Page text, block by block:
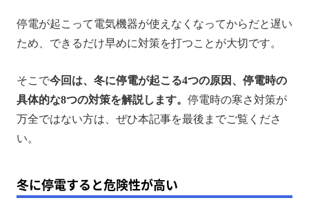
停電が起こって電気機器が使えなくなってからだと遅い
ため、できるだけ早めに対策を打つことが大切です。
そこで今回は、冬に停電が起こる4つの原因、停電時の
具体的な8つの対策を解説します。 停電時の寒さ対策が
万全ではない方は、ぜひ本記事を最後までご覧くださ
い。
冬に停電すると危険性が高い